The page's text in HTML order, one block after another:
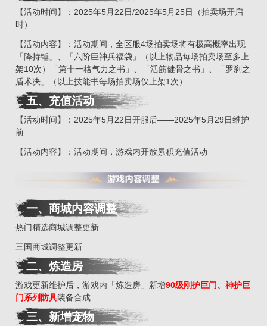
【活动时间】：2025年5月22日/2025年5月25日（拍卖场开启
时）
【活动内容】：活动期间，全区服4场拍卖场将有极高概率出现
「降持锤」、「六阶巨神兵福袋」（以上物品每场拍卖场至多上
架10次）「第十一格气力之书」、「活筋健骨之书」、「罗刹之
盾术决」（以上技能书每场拍卖场仅上架1次）
五、充值活动
【活动时间】：2025年5月22日开服后——2025年5月29日维护
前
【活动内容】：活动期间，游戏内开放累积充值活动
一、商城内容调整
热门精选商城调整更新
三国商城调整更新
二、 炼造房
游戏更新维护后，游戏内「炼造房」新增90级刚护巨门、神护巨
门系列防具装备合成
三、 新增宠物